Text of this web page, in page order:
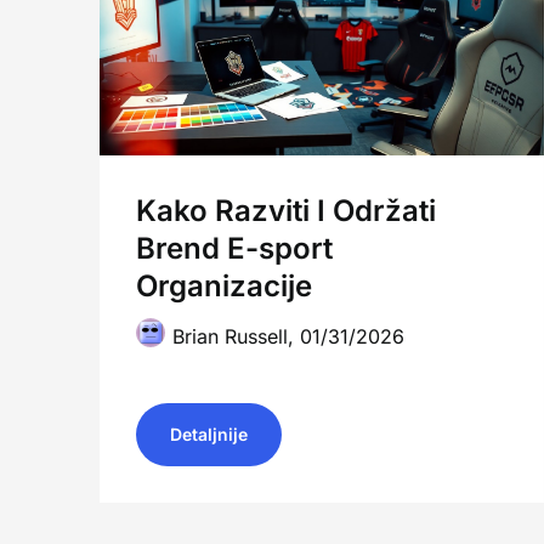
Kako Razviti I Održati
Brend E-sport
Organizacije
Brian Russell, 01/31/2026
Detaljnije